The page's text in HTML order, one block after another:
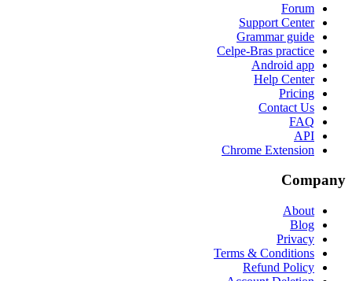
Forum
Support Center
Grammar guide
Celpe-Bras practice
Android app
Help Center
Pricing
Contact Us
FAQ
API
Chrome Extension
Company
About
Blog
Privacy
Terms & Conditions
Refund Policy